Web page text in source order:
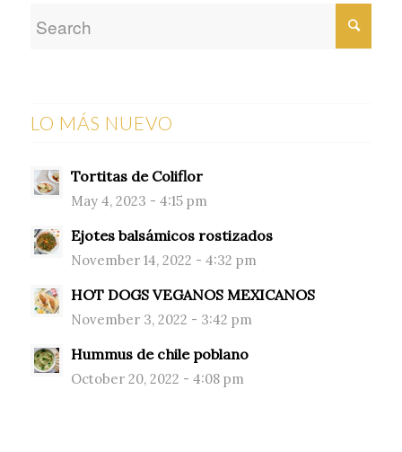
LO MÁS NUEVO
Tortitas de Coliflor
May 4, 2023 - 4:15 pm
Ejotes balsámicos rostizados
November 14, 2022 - 4:32 pm
HOT DOGS VEGANOS MEXICANOS
November 3, 2022 - 3:42 pm
Hummus de chile poblano
October 20, 2022 - 4:08 pm